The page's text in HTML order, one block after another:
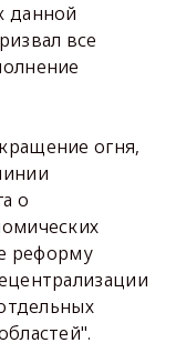
данной
все
огня,
о
реформу